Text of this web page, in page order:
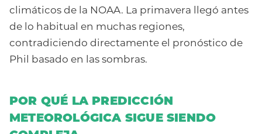
climáticos de la NOAA. La primavera llegó antes
de lo habitual en muchas regiones,
contradiciendo directamente el pronóstico de
Phil basado en las sombras.
POR QUÉ LA PREDICCIÓN
METEOROLÓGICA SIGUE SIENDO